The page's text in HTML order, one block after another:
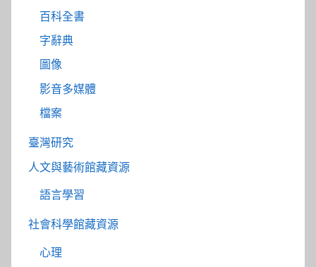
百科全書
字辭典
圖像
影音多媒體
檔案
臺灣研究
人文與藝術館藏資源
語言學習
社會科學館藏資源
心理